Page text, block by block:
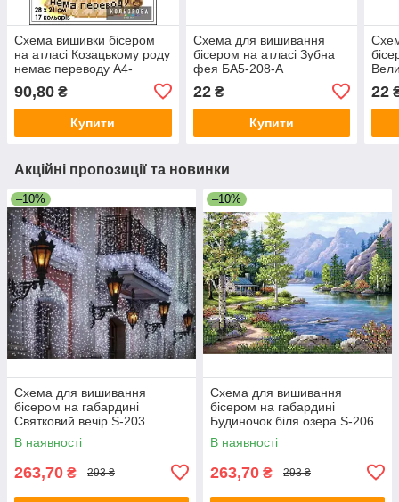
Схема вишивки бісером
на атласі Козацькому роду
немає переводу А4-
90,80 ₴
Купити
Схема для вишивання
бісером на атласі Зубна
фея БА5-208-А
22₴
Купити
22
Акційні пропозиції та новинки
–10%
Схема для вишивання
бісером на габардині
Святковий вечір S-203
В наявності
263,70 ₴ 293 ₴
–10%
Схема для вишивання
бісером на габардині
Будиночок біля озера S-206
В наявності
263,70 ₴ 293 ₴